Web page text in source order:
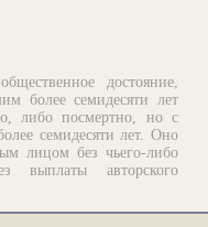
достояние,
более семидесяти лет
либо посмертно, но с
семидесяти лет. Оно
лицом без чьего-либо
выплаты авторского